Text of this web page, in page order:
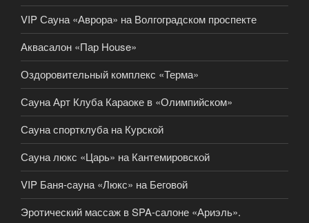
VIP Сауна «Аврора» на Волгоградском проспекте
Аквасалон «Пар House»
Оздоровительный комплекс «Терма»
Сауна Арт Клуба Караоке в «Олимпийском»
Сауна спортклуба на Курской
Сауна люкс «Царь» на Кантемировской
VIP Баня-cауна «Люкс» на Беговой
Эротический массаж в SPA-салоне «Ариэль».